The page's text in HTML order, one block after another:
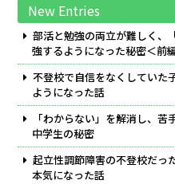
New Entries
部活と勉強の両立が難しく、
強するようになった秘密＜前
不登校で自信をなくしていた
ようになった話
「わからない」を解消し、
中学生の秘密
起立性調節障害の不登校だっ
本気になった話